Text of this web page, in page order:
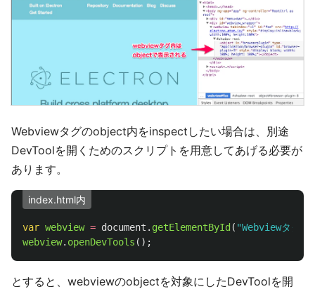
Webviewタグのobject内をinspectしたい場合は、別途
DevToolを開くためのスクリプトを用意してあげる必要が
あります。
index.html内
var webview = document . getElementById( "Webviewタグを
webview. openDevTools ();
とすると、webviewのobjectを対象にしたDevToolを開